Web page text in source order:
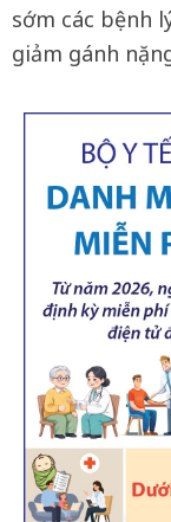
sớm các bệnh
giảm gánh